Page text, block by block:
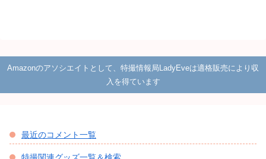
Amazonのアソシエイトとして、特撮情報局LadyEveは適格販売により収
入を得ています
最近のコメント一覧
特撮関連グッズ一覧＆検索